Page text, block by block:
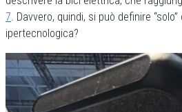
7. Davvero, quindi, si può definire
ipertecnologica?